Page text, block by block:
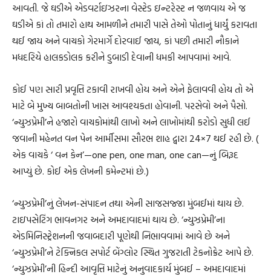
આવતી. જે ઘડીએ એડવર્ટાઇઝરના વેસ્ટેડ ઇન્ટરેસ્ટ ન જળવાય એ જ
ઘડીએ કાં તો તમારો હાથ આમળીને તમારી પાસે તેઓ પોતાનું ધાર્યું કરાવતા
થઈ જાય અને વાચકો ગેરમાર્ગે દોરવાઈ જાય, કાં પછી તમારી નૌકાને
મધદરિયે હાલકડોલક કરીને ડુબાડી દેવાની ધમકી આપવામાં આવે.
કોઈ પણ સારી પ્રવૃત્તિ ટકાવી રાખવી હોય અને એને ફેલાવવી હોય તો એ
માટે બે મુખ્ય બાબતોની ખાસ આવશ્યકતા હોવાની. પરસેવો અને પૈસો.
‘ન્યુઝપ્રેમી’ને હજારો વાચકોમાંથી લાખો અને લાખોમાંથી કરોડો સુધી લઈ
જવાની મહેનત વન પેન આર્મીસમા સૌરભ શાહ દ્વારા 24×7 થઈ રહી છે. (
એક વાચકે ‘ વન કેન’—one pen, one man, one can—નું બિરૂદ
આપ્યું છે. કોઈ એક લેખની કમેન્ટમાં છે.)
‘ન્યુઝપ્રેમી’નું લેખન-સંપાદન તથા એની સાજસજ્જા મુંબઈમાં થાય છે.
ટાઇપસેટિંગ ભાવનગર અને અમદાવાદમાં થાય છે. ‘ન્યુઝપ્રેમી’ના
એડમિનિસ્ટ્રેશનની જવાબદારી પૂણેથી નિભાવવામાં આવે છે અને
‘ન્યુઝપ્રેમી’ને ટેક્નિકલ સપોર્ટ બેંગ્લોર સ્થિત ગુજરાતી ટેકનોક્રેટ આપે છે.
‘ન્યુઝપ્રેમી’ની હિન્દી આવૃત્તિ માટેનું અનુવાદકાર્ય મુંબઈ – અમદાવાદમાં